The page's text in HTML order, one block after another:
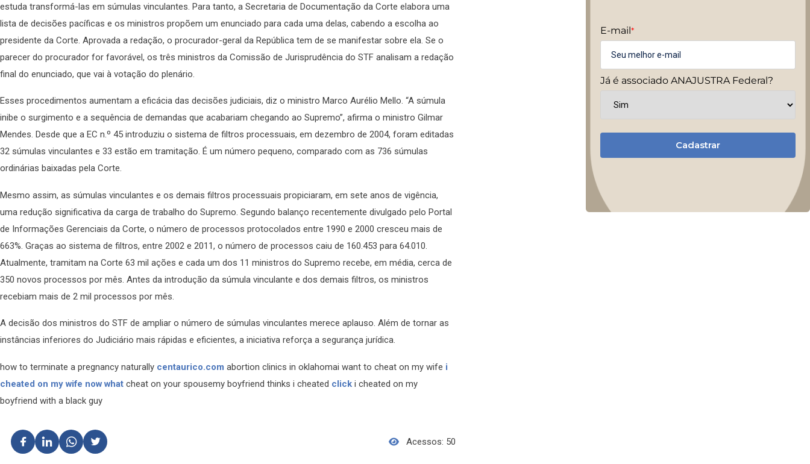
estuda transformá-las em súmulas vinculantes. Para tanto, a Secretaria de Documentação da Corte elabora uma
lista de decisões pacíficas e os ministros propõem um enunciado para cada uma delas, cabendo a escolha ao
presidente da Corte. Aprovada a redação, o procurador-geral da República tem de se manifestar sobre ela. Se o
parecer do procurador for favorável, os três ministros da Comissão de Jurisprudência do STF analisam a redação
final do enunciado, que vai à votação do plenário.
Esses procedimentos aumentam a eficácia das decisões judiciais, diz o ministro Marco Aurélio Mello. “A súmula
inibe o surgimento e a sequência de demandas que acabariam chegando ao Supremo”, afirma o ministro Gilmar
Mendes. Desde que a EC n.º 45 introduziu o sistema de filtros processuais, em dezembro de 2004, foram editadas
32 súmulas vinculantes e 33 estão em tramitação. É um número pequeno, comparado com as 736 súmulas
ordinárias baixadas pela Corte.
Mesmo assim, as súmulas vinculantes e os demais filtros processuais propiciaram, em sete anos de vigência,
uma redução significativa da carga de trabalho do Supremo. Segundo balanço recentemente divulgado pelo Portal
de Informações Gerenciais da Corte, o número de processos protocolados entre 1990 e 2000 cresceu mais de
663%. Graças ao sistema de filtros, entre 2002 e 2011, o número de processos caiu de 160.453 para 64.010.
Atualmente, tramitam na Corte 63 mil ações e cada um dos 11 ministros do Supremo recebe, em média, cerca de
350 novos processos por mês. Antes da introdução da súmula vinculante e dos demais filtros, os ministros
recebiam mais de 2 mil processos por mês.
A decisão dos ministros do STF de ampliar o número de súmulas vinculantes merece aplauso. Além de tornar as
instâncias inferiores do Judiciário mais rápidas e eficientes, a iniciativa reforça a segurança jurídica.
how to terminate a pregnancy naturally centaurico.com abortion clinics in oklahomai want to cheat on my wife i
cheated on my wife now what cheat on your spousemy boyfriend thinks i cheated click i cheated on my
boyfriend with a black guy
Acessos: 50
E-mail *
Já é associado ANAJUSTRA Federal?
Cadastrar